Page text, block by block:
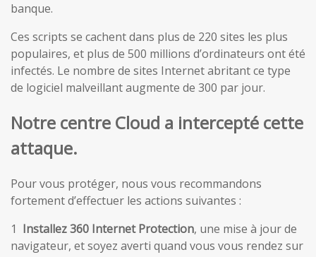
banque.
Ces scripts se cachent dans plus de 220 sites les plus
populaires, et plus de 500 millions d’ordinateurs ont été
infectés. Le nombre de sites Internet abritant ce type
de logiciel malveillant augmente de 300 par jour.
Notre centre Cloud a intercepté cette
attaque.
Pour vous protéger, nous vous recommandons
fortement d’effectuer les actions suivantes :
1 Installez 360 Internet Protection, une mise à jour de
navigateur, et soyez averti quand vous vous rendez sur